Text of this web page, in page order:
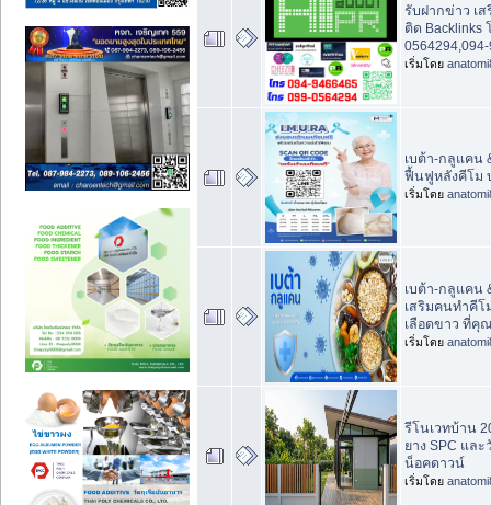
รับฝากข่าว เส
ติด Backlinks
เริ่มโดย
เบต้า-กลูแคน
ฟื้นฟูหลังคีโม
เริ่มโดย
เบต้า-กลูแคน
เสริมคนทำคีโ
เลือดขาว ที่คุ
เริ่มโดย
รีโนเวทบ้าน
ยาง SPC แล
น็อคดาวน์
เริ่มโดย